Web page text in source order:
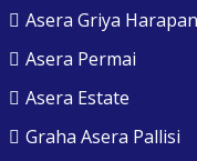
Asera Griya Harapan
Asera Permai
Asera Estate
Graha Asera Pallisi